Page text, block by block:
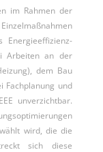
im Rahmen der
Arbeiten an der
dem Bau
Fachplanung und
unverzichtbar.
wird, die die
sich diese